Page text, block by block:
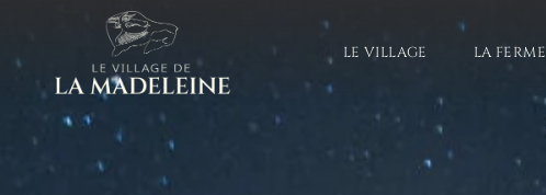
LE VILLAGE LA FERME